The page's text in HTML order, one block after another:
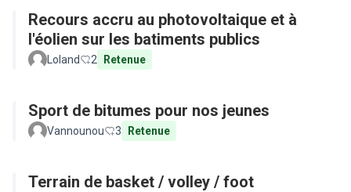
Recours accru au photovoltaique et à
l'éolien sur les batiments publics
Loland 2 Retenue
Sport de bitumes pour nos jeunes
Vannounou 3 Retenue
Terrain de basket / volley / foot